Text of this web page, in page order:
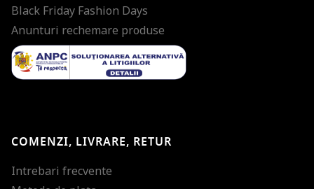
Black Friday Fashion Days
Anunturi rechemare produse
COMENZI, LIVRARE, RETUR
Intrebari frecvente